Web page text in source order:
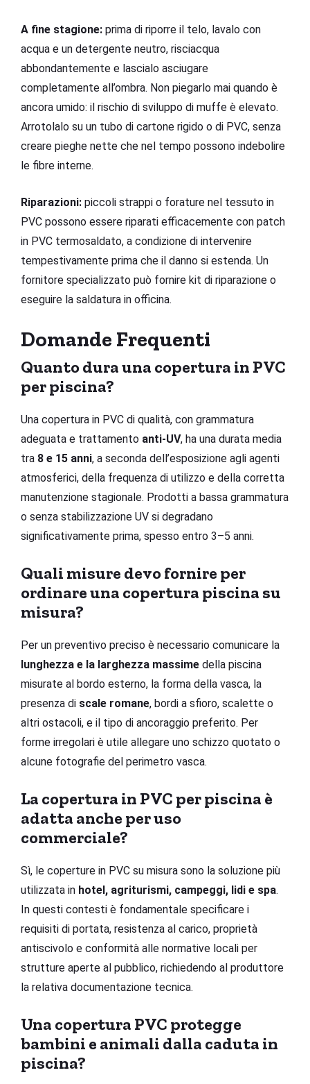
A fine stagione: prima di riporre il telo, lavalo con
acqua e un detergente neutro, risciacqua
abbondantemente e lascialo asciugare
completamente all’ombra. Non piegarlo mai quando è
ancora umido: il rischio di sviluppo di muffe è elevato.
Arrotolalo su un tubo di cartone rigido o di PVC, senza
creare pieghe nette che nel tempo possono indebolire
le fibre interne.
Riparazioni: piccoli strappi o forature nel tessuto in
PVC possono essere riparati efficacemente con patch
in PVC termosaldato, a condizione di intervenire
tempestivamente prima che il danno si estenda. Un
fornitore specializzato può fornire kit di riparazione o
eseguire la saldatura in officina.
Domande Frequenti
Quanto dura una copertura in PVC
per piscina?
Una copertura in PVC di qualità, con grammatura
adeguata e trattamento anti-UV, ha una durata media
tra 8 e 15 anni, a seconda dell’esposizione agli agenti
atmosferici, della frequenza di utilizzo e della corretta
manutenzione stagionale. Prodotti a bassa grammatura
o senza stabilizzazione UV si degradano
significativamente prima, spesso entro 3–5 anni.
Quali misure devo fornire per
ordinare una copertura piscina su
misura?
Per un preventivo preciso è necessario comunicare la
lunghezza e la larghezza massime della piscina
misurate al bordo esterno, la forma della vasca, la
presenza di scale romane, bordi a sfioro, scalette o
altri ostacoli, e il tipo di ancoraggio preferito. Per
forme irregolari è utile allegare uno schizzo quotato o
alcune fotografie del perimetro vasca.
La copertura in PVC per piscina è
adatta anche per uso
commerciale?
Sì, le coperture in PVC su misura sono la soluzione più
utilizzata in hotel, agriturismi, campeggi, lidi e spa.
In questi contesti è fondamentale specificare i
requisiti di portata, resistenza al carico, proprietà
antiscivolo e conformità alle normative locali per
strutture aperte al pubblico, richiedendo al produttore
la relativa documentazione tecnica.
Una copertura PVC protegge
bambini e animali dalla caduta in
piscina?